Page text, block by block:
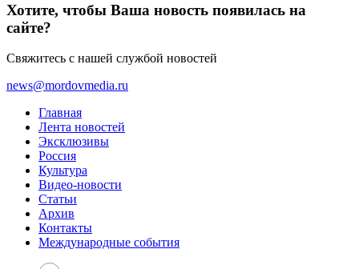
Хотите, чтобы Ваша новость появилась на
сайте?
Свяжитесь с нашей службой новостей
news@mordovmedia.ru
Главная
Лента новостей
Эксклюзивы
Россия
Культура
Видео-новости
Статьи
Архив
Контакты
Международные события